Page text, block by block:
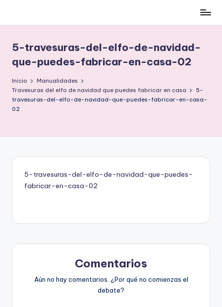
contenido
low-
cost
y
morir
en
el
5-travesuras-del-elfo-de-navidad-
que-puedes-fabricar-en-casa-02
Inicio
Manualidades
Travesuras del elfo de navidad que puedes fabricar en casa
5-
travesuras-del-elfo-de-navidad-que-puedes-fabricar-en-casa-
02
5-travesuras-del-elfo-de-navidad-que-puedes-
fabricar-en-casa-02
Comentarios
Aún no hay comentarios. ¿Por qué no comienzas el
debate?